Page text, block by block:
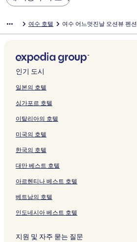
여수 호텔 여수 어느멋진날 오션뷰 펜션
인기 도시
일본의 호텔
싱가포르 호텔
이탈리아의 호텔
미국의 호텔
한국의 호텔
대만 베스트 호텔
아르헨티나 베스트 호텔
베트남의 호텔
인도네시아 베스트 호텔
지원 및 자주 묻는 질문